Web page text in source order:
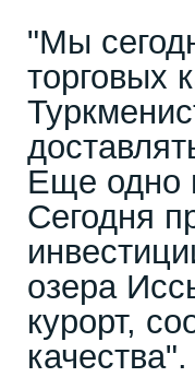
"Мы
торговых
Еще одно
Сегодня
озера
курорт,
качества".